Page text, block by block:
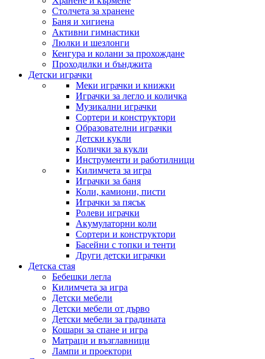
Столчета за хранене
Баня и хигиена
Активни гимнастики
Люлки и шезлонги
Кенгура и колани за прохождане
Проходилки и бънджита
Детски играчки
Меки играчки и книжки
Играчки за легло и количка
Музикални играчки
Сортери и конструктори
Образователни играчки
Детски кукли
Колички за кукли
Инструменти и работилници
Килимчета за игра
Играчки за баня
Коли, камиони, писти
Играчки за пясък
Ролеви играчки
Акумулаторни коли
Сортери и конструктори
Басейни с топки и тенти
Други детски играчки
Детска стая
Бебешки легла
Килимчета за игра
Детски мебели
Детски мебели от дърво
Детски мебели за градината
Кошари за спане и игра
Матраци и възглавници
Лампи и проектори